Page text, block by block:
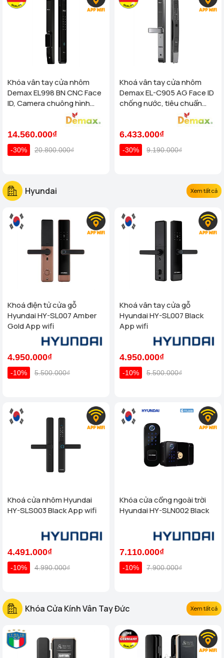
Khóa vân tay cửa nhôm
Demax EL998 BN CNC Face
ID, Camera chuông hình
chống nước của tiêu chuẩn
14.560.000₫
-30% 20.800.000₫
Khoá vân tay cửa nhôm
Demax EL-C905 AG Face ID
chống nước, tiêu chuẩn
6.433.000₫
-30% 9.190.000₫
Hyundai Xem tất cả
Khoá điện tử cửa gỗ
Hyundai HY-SL007 Amber
Gold App wifi
4.950.000₫
-10% 5.500.000₫
Khoá vân tay cửa gỗ
Hyundai HY-SL007 Black
App wifi
4.950.000₫
-10% 5.500.000₫
Khoá cửa nhôm Hyundai
HY-SLS003 Black App wifi
4.491.000₫
-10% 4.990.000₫
Khóa cửa cổng ngoài trời
Hyundai HY-SLN002 Black
7.110.000₫
-10% 7.900.000₫
Khóa Cửa Kính Vân Tay Đức Xem tất cả